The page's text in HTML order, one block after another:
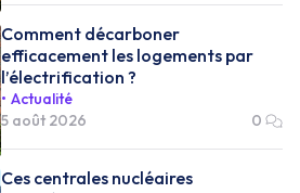
Comment décarboner
efficacement les logements par
l’électrification ?
Actualité
5 août 2026
0
Ces centrales nucléaires